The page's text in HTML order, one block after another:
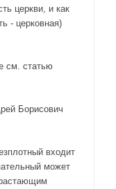
церкви, и как
- церковная)
см. статью
Борисович
входит
может